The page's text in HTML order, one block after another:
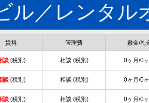
ル／レンタル
賃料 管理費 敷金/礼
談 (税別) 相談 (税別) 0ヶ月/0
談 (税別) 相談 (税別) 0ヶ月/0
談 (税別) 相談 (税別) 0ヶ月/0